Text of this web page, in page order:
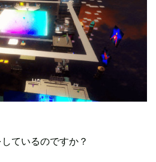
ているのですか？